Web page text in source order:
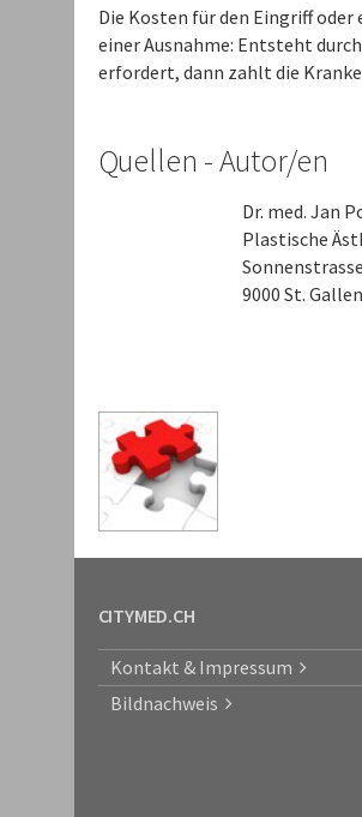
Die Kosten für den Eingriff
einer Ausnahme: Entsteht
erfordert, dann zahlt die
Quellen - Autor/en
Dr. med. Jan
Plastische
9000 St. Gallen
CITYMED.CH
Kontakt & Impressum
Bildnachweis